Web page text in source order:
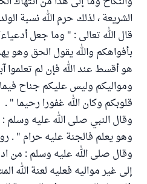
الشريعة ، لذلك حرم الله نسبة
قال الله تعالى : " وما جعل
بأفواهكم والله يقول الحق وهو
هو أقسط عند الله فإن لم تعلموا
ومواليكم وليس عليكم جناح
قلوبكم وكان الله غفورا رحيما " .
وقال النبي صلى الله عليه وسلم
وهو يعلم فالجنة عليه حرام " .
وقال صلى الله عليه وسلم : من
إلى غير مواليه فعليه لعنة الله